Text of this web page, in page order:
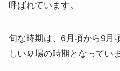
呼ばれています。
旬な時期は、6月頃から9月
しい夏場の時期となってい